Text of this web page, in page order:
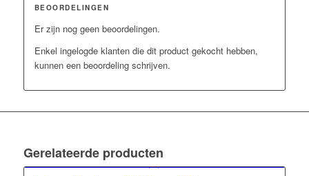
BEOORDELINGEN
Er zijn nog geen beoordelingen.
Enkel ingelogde klanten die dit product gekocht hebben,
kunnen een beoordeling schrijven.
Gerelateerde producten